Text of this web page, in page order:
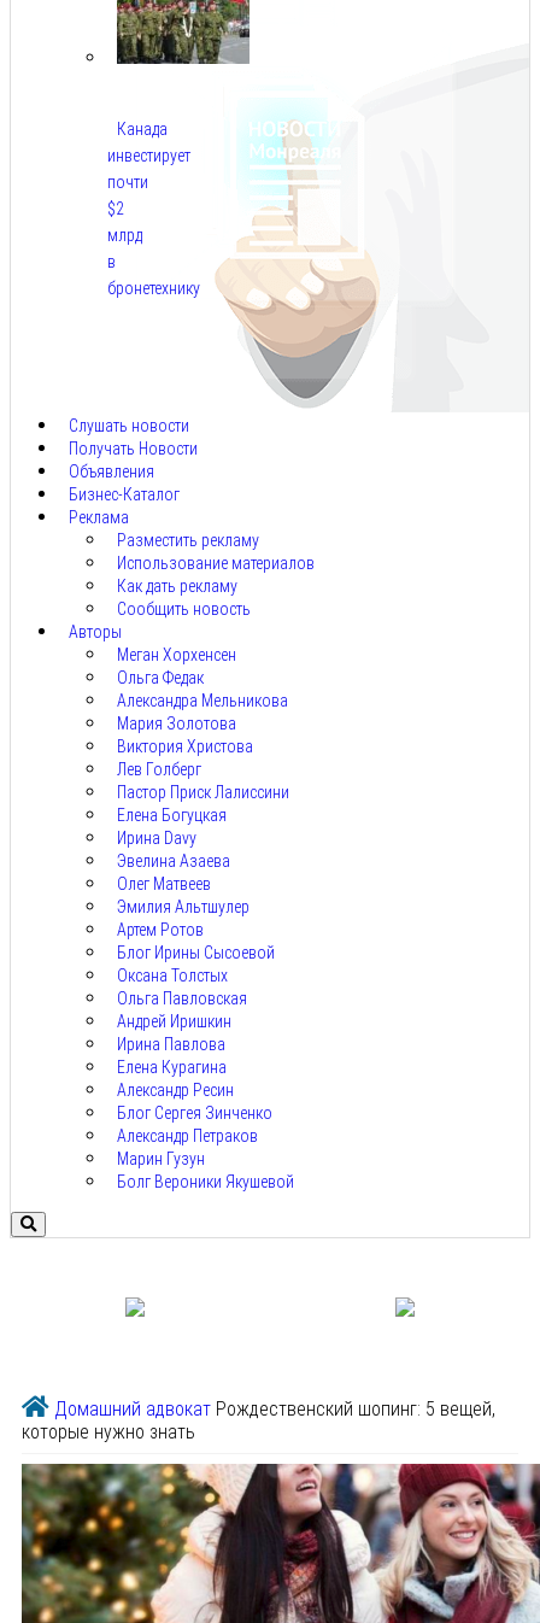
Канада
инвестирует
почти
$2
млрд
в
бронетехнику
Слушать новости
Получать Новости
Объявления
Бизнес-Каталог
Реклама
Разместить рекламу
Использование материалов
Как дать рекламу
Сообщить новость
Авторы
Меган Хорхенсен
Ольга Федак
Александра Мельникова
Мария Золотова
Виктория Христова
Лев Голберг
Пастор Приск Лалиссини
Елена Богуцкая
Ирина Davy
Эвелина Азаева
Олег Матвеев
Эмилия Альтшулер
Артем Ротов
Блог Ирины Сысоевой
Оксана Толстых
Ольга Павловская
Андрей Иришкин
Ирина Павлова
Елена Курагина
Александр Ресин
Блог Сергея Зинченко
Александр Петраков
Марин Гузун
Болг Вероники Якушевой
Домашний адвокат Рождественский шопинг: 5 вещей,
которые нужно знать